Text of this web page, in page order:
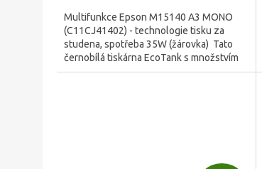
Multifunkce Epson M15140 A3 MONO
(C11CJ41402) - technologie tisku za
studena, spotřeba 35W (žárovka) Tato
černobílá tiskárna EcoTank s množstvím
funkcí je určena...